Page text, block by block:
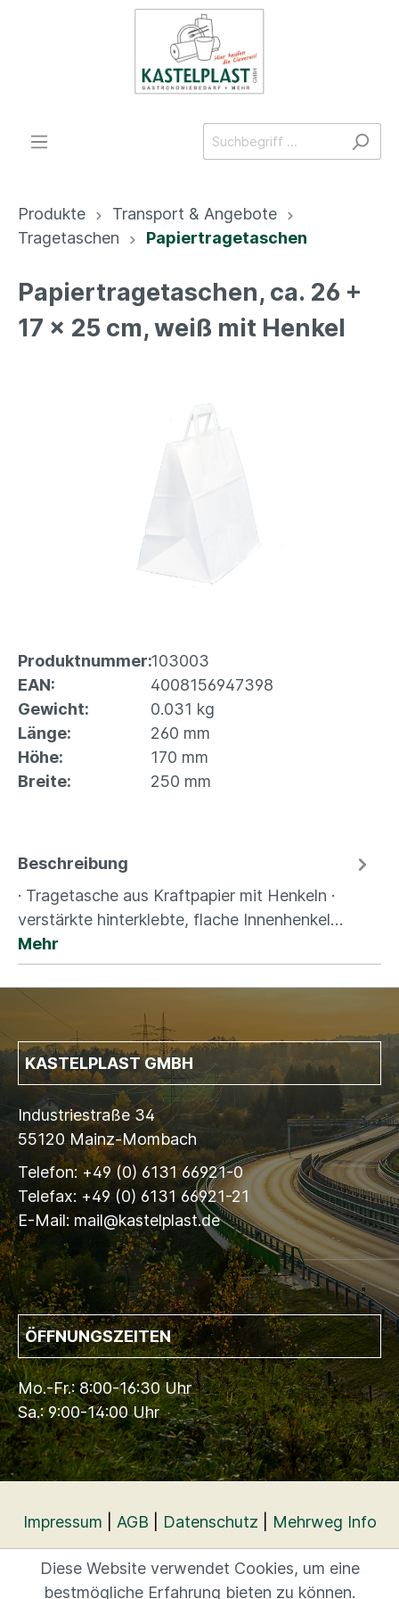
Produkte
Transport & Angebote
Tragetaschen
Papiertragetaschen
Papiertragetaschen, ca. 26 +
17 x 25 cm, weiß mit Henkel
Produktnummer:103003
EAN:
4008156947398
Gewicht:
0.031 kg
Länge:
260 mm
Höhe:
170 mm
Breite:
250 mm
Beschreibung
· Tragetasche aus Kraftpapier mit Henkeln ·
verstärkte hinterklebte, flache Innenhenkel…
Mehr
KASTELPLAST GMBH
Industriestraße 34
55120 Mainz-Mombach
Telefon: +49 (0) 6131 66921-0
Telefax: +49 (0) 6131 66921-21
E-Mail: mail@kastelplast.de
ÖFFNUNGSZEITEN
Mo.-Fr.: 8:00-16:30 Uhr
Sa.: 9:00-14:00 Uhr
Impressum AGB Datenschutz Mehrweg Info
Diese Website verwendet Cookies, um eine
bestmögliche Erfahrung bieten zu können.